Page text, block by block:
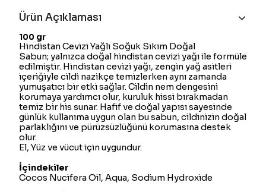
Ürün Açıklaması
100 gr
Hindistan Cevizi Yağlı Soğuk Sıkım Doğal
Sabun;yalnızca doğal hindistan cevizi yağı ile formüle
edilmiştir. Hindistan cevizi yağı, zengin yağ asitleri
içeriğiyle cildi nazikçe temizlerken aynı zamanda
yumuşatıcı bir etki sağlar. Cildin nem dengesini
korumaya yardımcı olur, kuruluk hissi bırakmadan
temiz bir his sunar. Hafif ve doğal yapısı sayesinde
günlük kullanıma uygun olan bu sabun, cildinizin doğal
parlaklığını ve pürüzsüzlüğünü korumasına destek
olur.
El, Yüz ve vücut için uygundur.
İçindekiler
Cocos Nucifera Oil, Aqua, Sodium Hydroxide